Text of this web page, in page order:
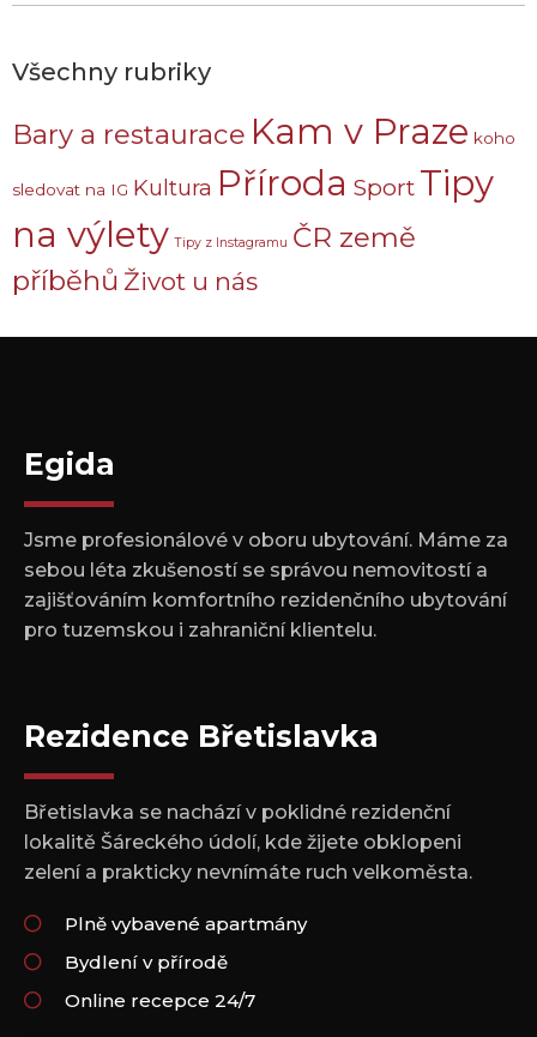
Všechny rubriky
Bary a restaurace Kam v Praze koho
sledovat na IG Kultura Příroda Sport Tipy
na výlety Tipy z Instagramu ČR země
příběhů Život u nás
Egida
Jsme profesionálové v oboru ubytování. Máme za
sebou léta zkušeností se správou nemovitostí a
zajišťováním komfortního rezidenčního ubytování
pro tuzemskou i zahraniční klientelu.
Rezidence Břetislavka
Břetislavka se nachází v poklidné rezidenční
lokalitě Šáreckého údolí, kde žijete obklopeni
zelení a prakticky nevnímáte ruch velkoměsta.
Plně vybavené apartmány
Bydlení v přírodě
Online recepce 24/7